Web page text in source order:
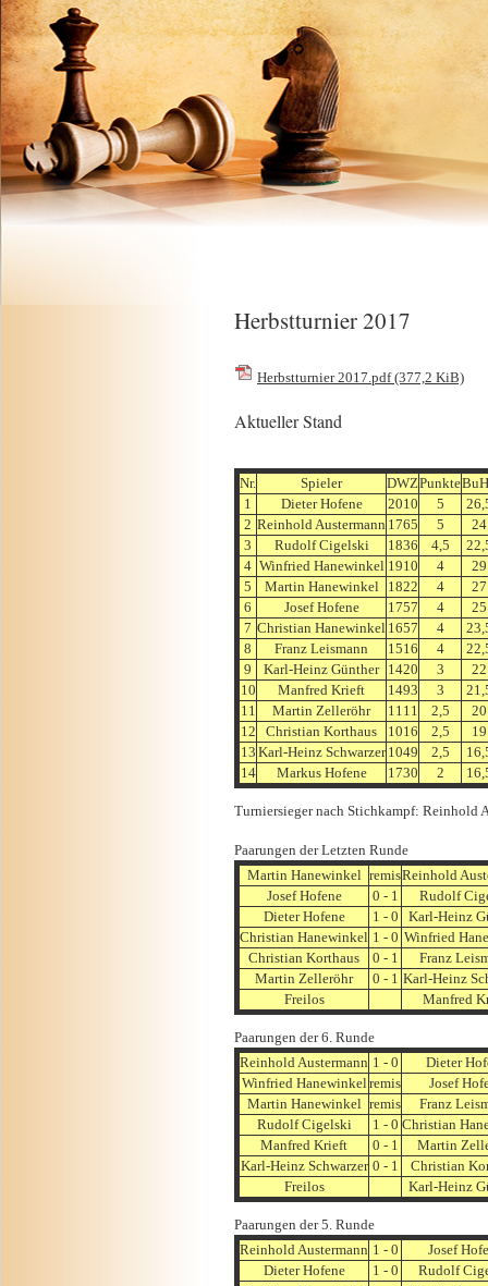
Herbstturnier 2017
Herbstturnier 2017.pdf(377,2 KiB)
Aktueller Stand
Nr. Spieler DWZPunkte
1
Dieter Hofene 2010 5
2 Reinhold Austermann 1765 5
24
3
Rudolf Cigelski 1836 4,5
4 Winfried Hanewinkel 1910 4
29
5
Martin Hanewinkel 1822 4
27
6
Josef Hofene 1757 4
25
7 Christian Hanewinkel 1657 4
8
Franz Leismann 1516 4
9
Karl-Heinz Günther 1420 3
22
10
Manfred Krieft 1493 3
11
Martin Zelleröhr 1111 2,5
20
12
Christian Korthaus 1016 2,5
19
13 Karl-Heinz Schwarzer 1049 2,5
14
Markus Hofene 1730 2
Turniersieger nach Stichkampf: Reinhold
Paarungen der Letzten Runde
Martin Hanewinkel remisReinhold
Josef Hofene
0 - 1
Rudolf
Dieter Hofene
1 - 0
Karl-Heinz
Christian Hanewinkel 1 - 0 Winfried
Christian Korthaus
0 - 1
Franz
Martin Zelleröhr
0 - 1 Karl-Heinz
Freilos
Manfred
Paarungen der 6. Runde
Reinhold Austermann 1 - 0
Dieter
Winfried Hanewinkelremis
Josef
Martin Hanewinkel remis
Franz
Rudolf Cigelski
1 - 0 Christian
Manfred Krieft
0 - 1
Martin
Karl-Heinz Schwarzer 0 - 1
Christian
Freilos
Karl-Heinz
Paarungen der 5. Runde
Reinhold Austermann 1 - 0
Josef
Dieter Hofene
1 - 0
Rudolf